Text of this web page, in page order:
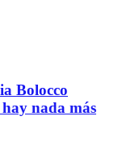
Bolocco
nada más